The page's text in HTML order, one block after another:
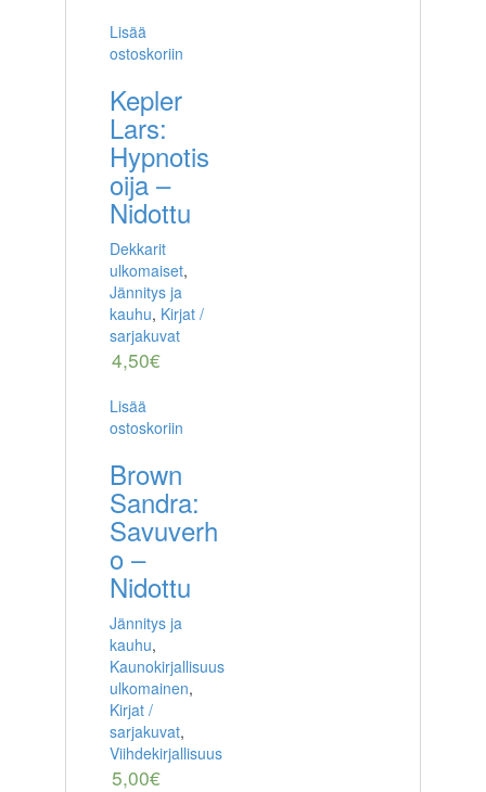
Lisää
ostoskoriin
Kepler
Lars:
Hypnotis
oija –
Nidottu
Dekkarit
ulkomaiset,
Jännitys ja
kauhu, Kirjat /
sarjakuvat
4,50€
Lisää
ostoskoriin
Brown
Sandra:
Savuverh
o –
Nidottu
Jännitys ja
kauhu,
Kaunokirjallisuus
ulkomainen,
Kirjat /
sarjakuvat,
Viihdekirjallisuus
5,00€